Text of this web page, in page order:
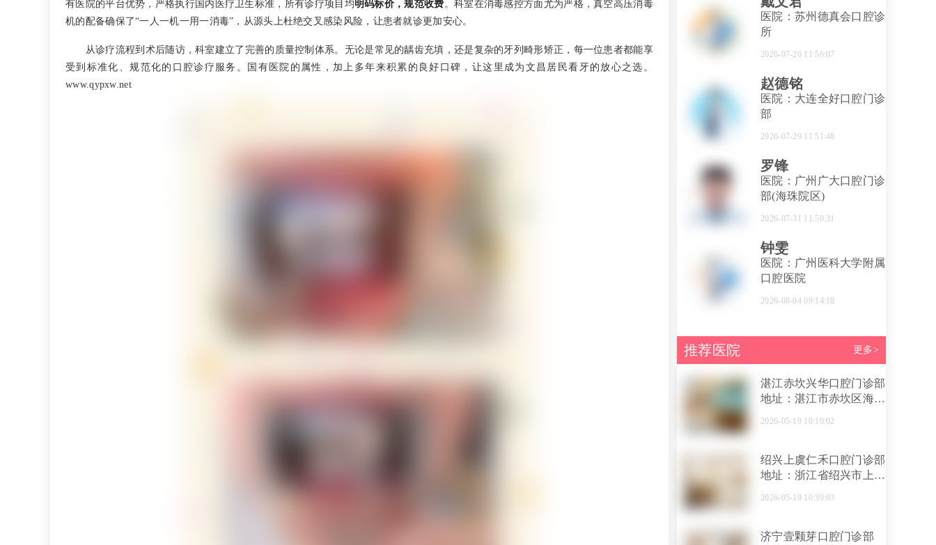
有医院的平台优势，严格执行国内医疗卫生标准，所有诊疗项目均明码标价，规范收费。科室在消毒感控方面尤为严格，真空高压消毒
机的配备确保了“一人一机一用一消毒”，从源头上杜绝交叉感染风险，让患者就诊更加安心。
从诊疗流程到术后随访，科室建立了完善的质量控制体系。无论是常见的龋齿充填，还是复杂的牙列畸形矫正，每一位患者都能享
受到标准化、规范化的口腔诊疗服务。国有医院的属性，加上多年来积累的良好口碑，让这里成为文昌居民看牙的放心之选。
www.qypxw.net
医院：苏州德真会口腔诊
所
2026-07-26 11:56:07
赵德铭
医院：大连全好口腔门诊
部
2026-07-29 11:51:48
罗锋
医院：广州广大口腔门诊
部(海珠院区)
2026-07-31 11:50:31
钟雯
医院：广州医科大学附属
口腔医院
2026-08-04 09:14:18
推荐医院 更多>
湛江赤坎兴华口腔门诊部
地址：湛江市赤坎区海北
2026-05-19 10:10:02
绍兴上虞仁禾口腔门诊部
地址：浙江省绍兴市上虞
2026-05-19 10:39:03
济宁壹颗芽口腔门诊部